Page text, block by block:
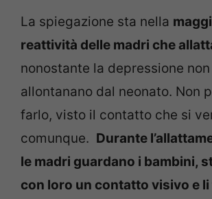
La spiegazione sta nella
reattività delle madri che
nonostante la depressione non
allontanano dal neonato. Non
farlo, visto il contatto che si
comunque. Durante
le madri guardano i bambini,
con loro un contatto visivo e